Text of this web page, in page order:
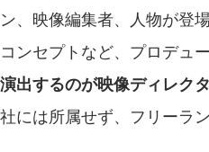
、映像編集者、人物が登
ンセプトなど、プロデュ
出するのが映像ディレク
には所属せず、フリーラ